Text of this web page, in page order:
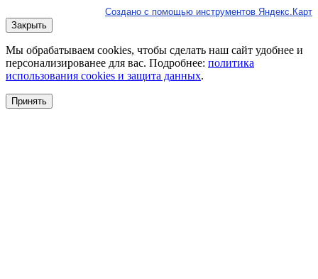
Создано с помощью инструментов Яндекс.Карт
Закрыть
Мы обрабатываем cookies, чтобы сделать наш сайт удобнее и
персонализированее для вас. Подробнее: политика
использования cookies и защита данных.
Принять